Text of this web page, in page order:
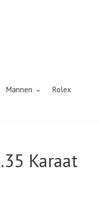
Mannen Rolex
Karaat